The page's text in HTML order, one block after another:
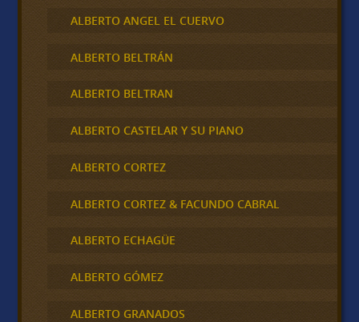
ALBERTO ANGEL EL CUERVO
ALBERTO BELTRÁN
ALBERTO BELTRAN
ALBERTO CASTELAR Y SU PIANO
ALBERTO CORTEZ
ALBERTO CORTEZ & FACUNDO CABRAL
ALBERTO ECHAGÜE
ALBERTO GÓMEZ
ALBERTO GRANADOS